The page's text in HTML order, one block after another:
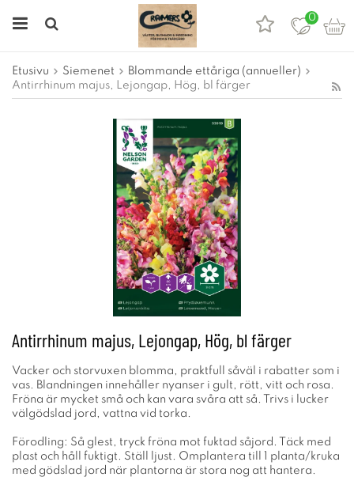
0
Etusivu Siemenet
Blommande ettåriga (annueller)
Antirrhinum majus, Lejongap, Hög, bl färger
Antirrhinum majus, Lejongap, Hög, bl färger
Vacker och storvuxen blomma, praktfull såväl i rabatter som i
vas. Blandningen innehåller nyanser i gult, rött, vitt och rosa.
Fröna är mycket små och kan vara svåra att så. Trivs i lucker
välgödslad jord, vattna vid torka.
Förodling: Så glest, tryck fröna mot fuktad såjord. Täck med
plast och håll fuktigt. Ställ ljust. Omplantera till 1 planta/kruka
med gödslad jord när plantorna är stora nog att hantera.